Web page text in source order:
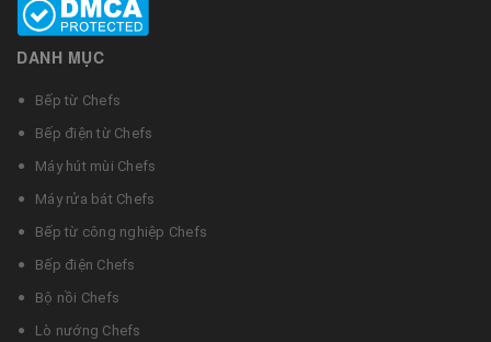
DANH MỤC
Bếp từ Chefs
Bếp điện từ Chefs
Máy hút mùi Chefs
Máy rửa bát Chefs
Bếp từ công nghiệp Chefs
Bếp điện Chefs
Bộ nồi Chefs
Lò nướng Chefs